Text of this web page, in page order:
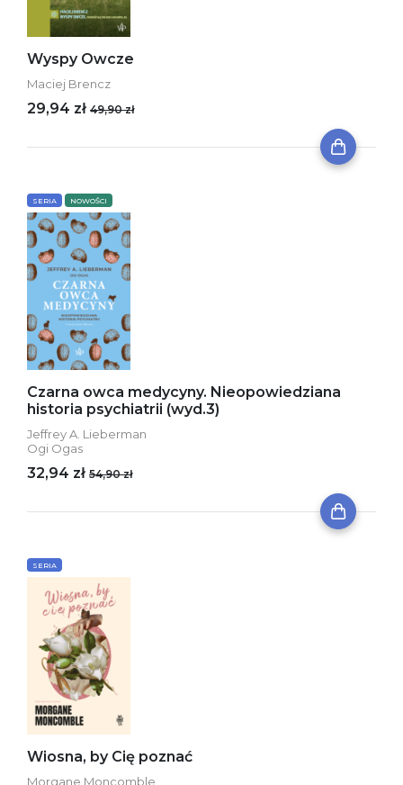
Wyspy Owcze
Maciej Brencz
29,94 zł 49,90 zł
SERIA NOWOŚCI
Czarna owca medycyny. Nieopowiedziana
historia psychiatrii (wyd.3)
Jeffrey A. Lieberman
Ogi Ogas
32,94 zł 54,90 zł
SERIA
Wiosna, by Cię poznać
Morgane Moncomble